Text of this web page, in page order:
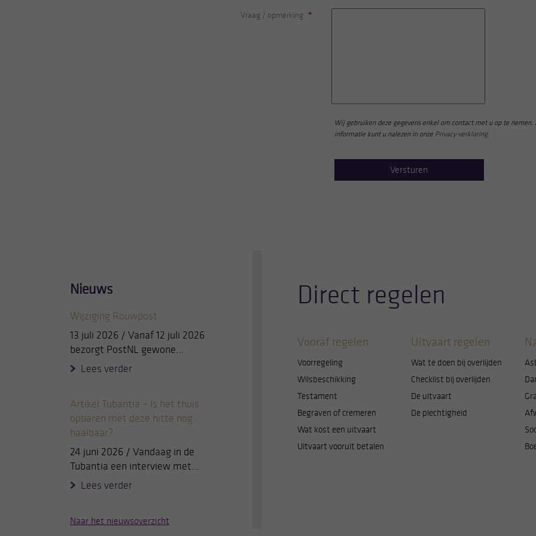
Vraag / opmerking *
Wij gebruiken deze gegevens enkel om contact met u op te nemen.
informatie kunt u nalezen in onze Privacy-verklaring.
Nieuws
Wijziging Rouwpost
13 juli 2026 / Vanaf 12 juli 2026
bezorgt PostNL gewone…
Lees verder
Artikel Tubantia – Is het thuis
opbaren met deze hitte nog
haalbaar?
24 juni 2026 / Vandaag in de
Tubantia een interview met…
Lees verder
Naar het nieuwsoverzicht
Direct regelen
Vooraf regelen
Voorregeling
Wilsbeschikking
Testament
Begraven of cremeren
Wat kost een uitvaart
Uitvaart vooruit betalen
Uitvaart regelen
Wat te doen bij overlijden
Checklist bij overlijden
De uitvaart
De plechtigheid